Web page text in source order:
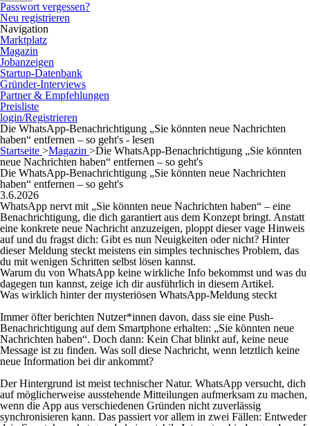
Passwort vergessen?
Neu registrieren
Navigation
Marktplatz
Magazin
Jobanzeigen
Startup-Datenbank
Gründer-Interviews
Partner & Empfehlungen
Preisliste
login/Registrieren
Die WhatsApp-Benachrichtigung „Sie könnten neue Nachrichten
haben“ entfernen – so geht's - lesen
Startseite >Magazin >Die WhatsApp-Benachrichtigung „Sie könnten
neue Nachrichten haben“ entfernen – so geht's
Die WhatsApp-Benachrichtigung „Sie könnten neue Nachrichten
haben“ entfernen – so geht's
3.6.2026
WhatsApp nervt mit „Sie könnten neue Nachrichten haben“ – eine
Benachrichtigung, die dich garantiert aus dem Konzept bringt. Anstatt
eine konkrete neue Nachricht anzuzeigen, ploppt dieser vage Hinweis
auf und du fragst dich: Gibt es nun Neuigkeiten oder nicht? Hinter
dieser Meldung steckt meistens ein simples technisches Problem, das
du mit wenigen Schritten selbst lösen kannst.
Warum du von WhatsApp keine wirkliche Info bekommst und was du
dagegen tun kannst, zeige ich dir ausführlich in diesem Artikel.
Was wirklich hinter der mysteriösen WhatsApp-Meldung steckt
Immer öfter berichten Nutzer*innen davon, dass sie eine Push-
Benachrichtigung auf dem Smartphone erhalten: „Sie könnten neue
Nachrichten haben“. Doch dann: Kein Chat blinkt auf, keine neue
Message ist zu finden. Was soll diese Nachricht, wenn letztlich keine
neue Information bei dir ankommt?
Der Hintergrund ist meist technischer Natur. WhatsApp versucht, dich
auf möglicherweise ausstehende Mitteilungen aufmerksam zu machen,
wenn die App aus verschiedenen Gründen nicht zuverlässig
synchronisieren kann. Das passiert vor allem in zwei Fällen: Entweder